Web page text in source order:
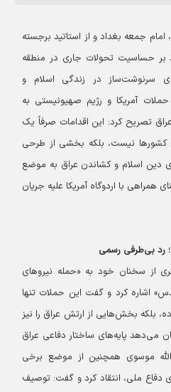
جمعه بغداد و از استاتید برجسته
بر حساسیت تحولات جاری در منطقه
سرنوشت‌ساز در زندگی اسلام و
آمریکا و رژیم صهیونیستی به
تصریح کرد: این اقدامات صرفاً یک
کشورها نیست، بلکه بخشی از طرحی
دین اسلام و کشاندن عراق به موضع
با اردوگاه آمریکا علیه جریان
بی‌طرفی رسمی
از سخنان خود به «حمله نیروهای
اشاره کرد و گفت این حملات تنها
بلکه بخش‌هایی از ارتش عراق را نیز
پایه‌های ساختار دفاعی عراق
موسوی همچنین از موضع برخی
دفاع ملی، انتقاد کرد و گفت: توصیف